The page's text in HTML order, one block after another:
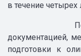
в течение четырех
Подробнее
документацией,
подготовки к